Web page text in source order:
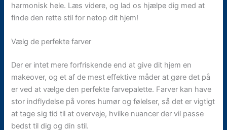
harmonisk hele. Læs videre, og lad os hjælpe dig med at
finde den rette stil for netop dit hjem!
Vælg de perfekte farver
Der er intet mere forfriskende end at give dit hjem en
makeover, og et af de mest effektive måder at gøre det på
er ved at vælge den perfekte farvepalette. Farver kan have
stor indflydelse på vores humør og følelser, så det er vigtigt
at tage sig tid til at overveje, hvilke nuancer der vil passe
bedst til dig og din stil.